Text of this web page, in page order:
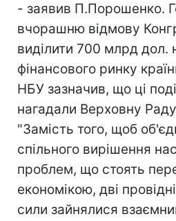
- заявив П.Порошенко.
вчорашню відмову
виділити 700 млрд дол.
фінансового ринку
НБУ зазначив, що ці
нагадали Верховну
"Замість того, щоб
спільного вирішення
проблем, що стоять
економікою, дві
сили зайнялися